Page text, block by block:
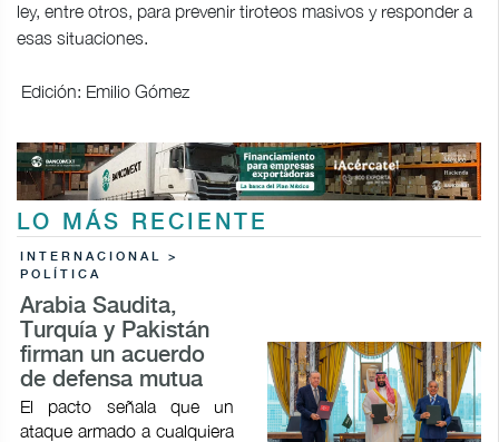
ley, entre otros, para prevenir tiroteos masivos y responder a
esas situaciones.
Edición: Emilio Gómez
LO MÁS RECIENTE
INTERNACIONAL >
POLÍTICA
Arabia Saudita,
Turquía y Pakistán
firman un acuerdo
de defensa mutua
El pacto señala que un
ataque armado a cualquiera